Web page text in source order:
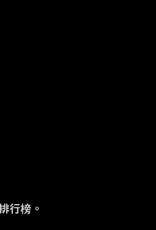
行榜。